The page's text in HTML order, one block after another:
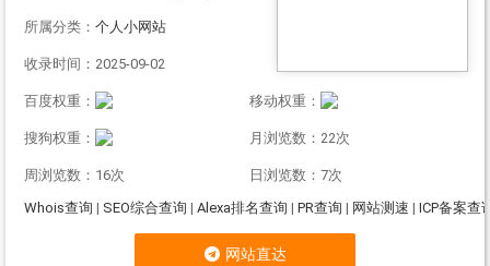
所属分类： 个人小网站
收录时间：2025-09-02
百度权重： 移动权重：
搜狗权重： 月浏览数：22次
周浏览数：16次
日浏览数：7次
Whois查询 | SEO综合查询 | Alexa排名查询 | PR查询 | 网站测速 | ICP备案查
网站直达